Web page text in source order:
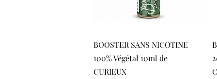
Aperçu rapide
BOOSTER SANS NICOTINE
100% Végétal 10ml de
CURIEUX